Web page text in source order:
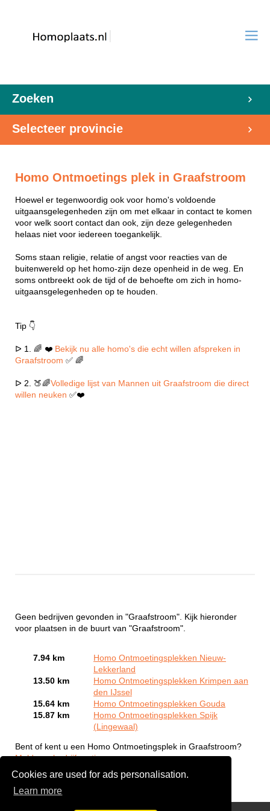
Cookies are used for ads personalisation.
Learn more
Zoeken
Selecteer provincie
Homo Ontmoetings plek in Graafstroom
Hoewel er tegenwoordig ook voor homo's voldoende
uitgaansgelegenheden zijn om met elkaar in contact te komen
voor welk soort contact dan ook, zijn deze gelegenheden
helaas niet voor iedereen toegankelijk.
Soms staan religie, relatie of angst voor reacties van de
buitenwereld op het homo-zijn deze openheid in de weg. En
soms ontbreekt ook de tijd of de behoefte om zich in homo-
uitgaansgelegenheden op te houden.
Tip 👇
ᐅ 1. 🌈 ❤️ Bekijk nu alle homo's die echt willen afspreken in
Graafstroom ✅ 🌈
ᐅ 2. 🍑🌈Volledige lijst van Mannen uit Graafstroom die direct
willen neuken ✅❤️
Geen bedrijven gevonden in "Graafstroom". Kijk hieronder
voor plaatsen in de buurt van "Graafstroom".
7.94 km
Homo Ontmoetingsplekken Nieuw-
Lekkerland
13.50 km
Homo Ontmoetingsplekken Krimpen aan
den IJssel
15.64 km
Homo Ontmoetingsplekken Gouda
15.87 km
Homo Ontmoetingsplekken Spijk
(Lingewaal)
Bent of kent u een Homo Ontmoetingsplek in Graafstroom?
Meld een bedrijf gratis aan